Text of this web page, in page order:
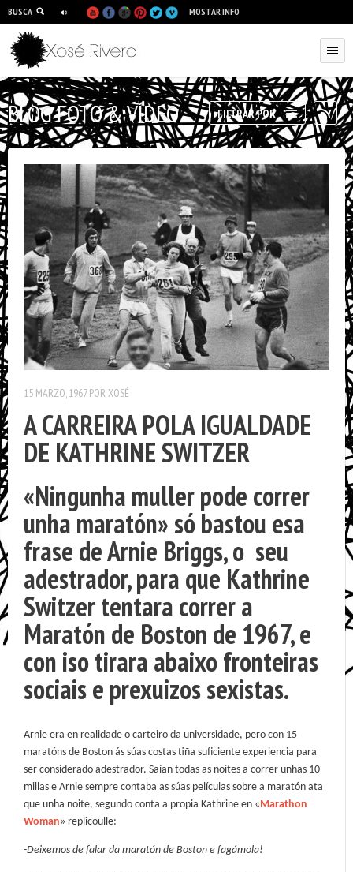
BUSCA MOSTAR INFO
BLOG FOTO & VÍDEO FILTRAR POR RSS
15 MARZO, 1967POR XOSÉ
A CARREIRA POLA IGUALDADE
DE KATHRINE SWITZER
«Ningunha muller pode correr
unha maratón» só bastou esa
frase de Arnie Briggs, o seu
adestrador, para que Kathrine
Switzer tentara correr a
Maratón de Boston de 1967, e
con iso tirara abaixo fronteiras
sociais e prexuizos sexistas.
Arnie era en realidade o carteiro da universidade, pero con 15
maratóns de Boston ás súas costas tiña suficiente experiencia para
ser considerado adestrador. Saían todas as noites a correr unhas 10
millas e Arnie sempre contaba as súas películas sobre a maratón ata
que unha noite, segundo conta a propia Kathrine en «Marathon
Woman» replicoulle:
-Deixemos de falar da maratón de Boston e fagámola!